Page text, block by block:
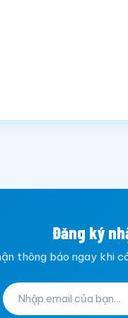
Đăng ký
thông báo ngay khi